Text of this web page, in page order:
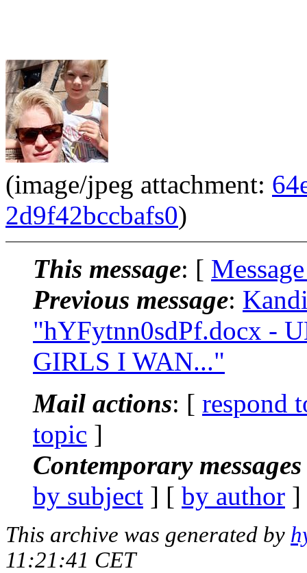
(image/jpeg attachment:
2d9f42bccbafs0)
This message: [
Previous message:
"hYFytnn0sdPf.docx -
GIRLS I WAN..."
Mail actions: [ respond
topic ]
Contemporary
by subject ] [ by author
This archive was generated by
11:21:41 CET